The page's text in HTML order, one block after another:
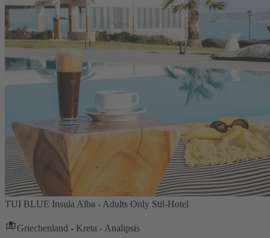
TUI BLUE Insula Alba - Adults Only Stil-Hotel
Griechenland - Kreta - Analipsis